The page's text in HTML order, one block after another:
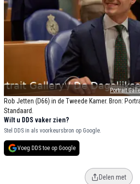
Portrait
Rob Jetten (D66) in de Tweede Kamer. Bron:
Standaard.
Wilt u DDS vaker zien?
Stel DDS in als voorkeursbron op Google.
Voeg DDS toe op Google
Delen met